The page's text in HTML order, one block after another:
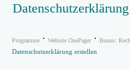
Programme Website OnePager Bonus:
Datenschutzerklärung erstellen